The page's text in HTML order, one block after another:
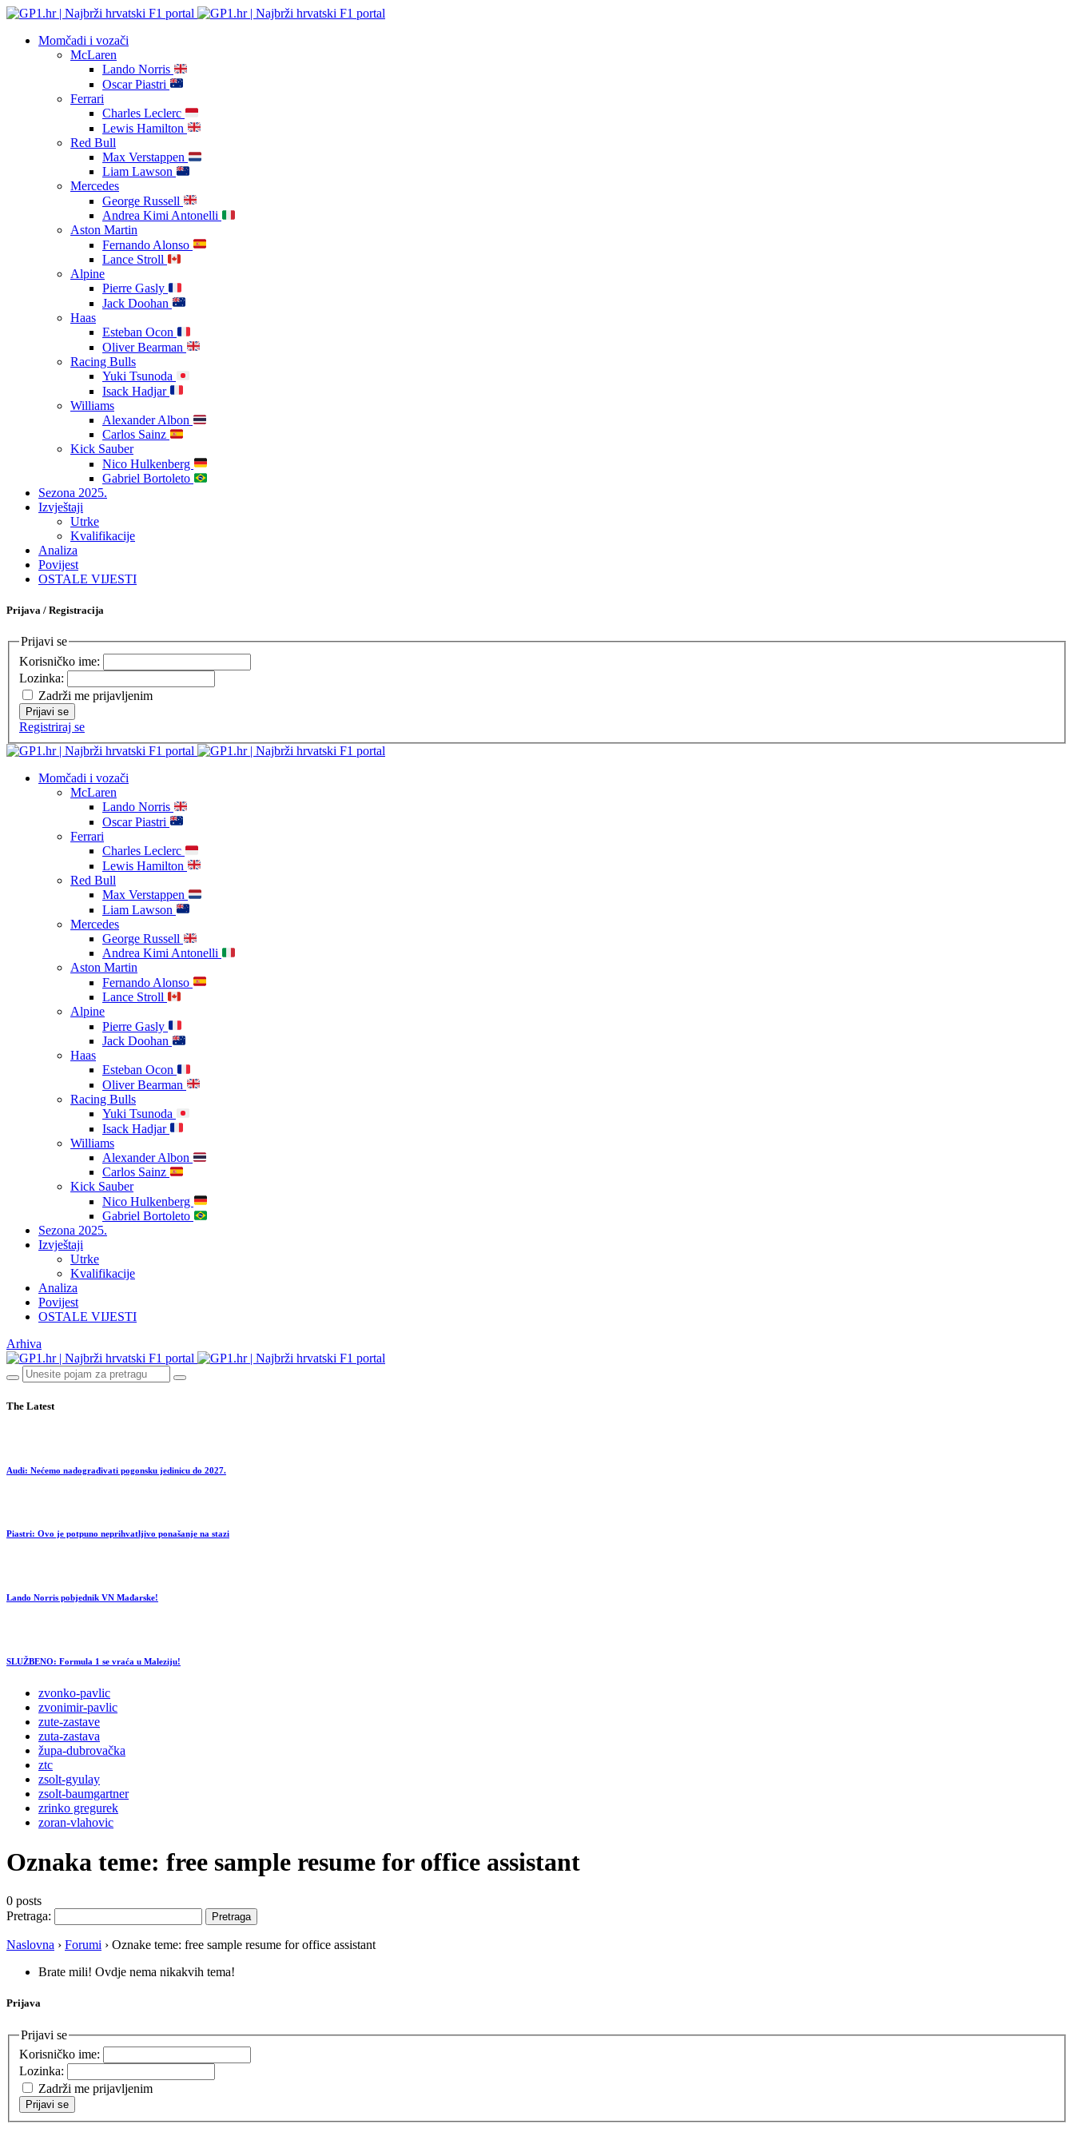
Momčadi i vozači
McLaren
Lando Norris
Oscar Piastri
Ferrari
Charles Leclerc
Lewis Hamilton
Red Bull
Max Verstappen
Liam Lawson
Mercedes
George Russell
Andrea Kimi Antonelli
Aston Martin
Fernando Alonso
Lance Stroll
Alpine
Pierre Gasly
Jack Doohan
Haas
Esteban Ocon
Oliver Bearman
Racing Bulls
Yuki Tsunoda
Isack Hadjar
Williams
Alexander Albon
Carlos Sainz
Kick Sauber
Nico Hulkenberg
Gabriel Bortoleto
Sezona 2025.
Izvještaji
Utrke
Kvalifikacije
Analiza
Povijest
OSTALE VIJESTI
Prijava / Registracija
Prijavi se
Korisničko ime:
Lozinka:
Zadrži me prijavljenim
Prijavi se
Registriraj se
Momčadi i vozači
McLaren
Lando Norris
Oscar Piastri
Ferrari
Charles Leclerc
Lewis Hamilton
Red Bull
Max Verstappen
Liam Lawson
Mercedes
George Russell
Andrea Kimi Antonelli
Aston Martin
Fernando Alonso
Lance Stroll
Alpine
Pierre Gasly
Jack Doohan
Haas
Esteban Ocon
Oliver Bearman
Racing Bulls
Yuki Tsunoda
Isack Hadjar
Williams
Alexander Albon
Carlos Sainz
Kick Sauber
Nico Hulkenberg
Gabriel Bortoleto
Sezona 2025.
Izvještaji
Utrke
Kvalifikacije
Analiza
Povijest
OSTALE VIJESTI
Arhiva
The Latest
Audi: Nećemo nadograđivati pogonsku jedinicu do 2027.
Piastri: Ovo je potpuno neprihvatljivo ponašanje na stazi
Lando Norris pobjednik VN Mađarske!
SLUŽBENO: Formula 1 se vraća u Maleziju!
zvonko-pavlic
zvonimir-pavlic
zute-zastave
zuta-zastava
župa-dubrovačka
ztc
zsolt-gyulay
zsolt-baumgartner
zrinko gregurek
zoran-vlahovic
Oznaka teme: free sample resume for office assistant
0 posts
Pretraga:
Naslovna › Forumi › Oznake teme: free sample resume for office assistant
Brate mili! Ovdje nema nikakvih tema!
Prijava
Prijavi se
Korisničko ime:
Lozinka:
Zadrži me prijavljenim
Prijavi se